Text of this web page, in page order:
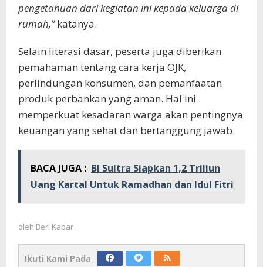
pengetahuan dari kegiatan ini kepada keluarga di
rumah,”katanya.
Selain literasi dasar, peserta juga diberikan
pemahaman tentang cara kerja OJK,
perlindungan konsumen, dan pemanfaatan
produk perbankan yang aman. Hal ini
memperkuat kesadaran warga akan pentingnya
keuangan yang sehat dan bertanggung jawab.
BACA JUGA : BI Sultra Siapkan 1,2 Triliun
Uang Kartal Untuk Ramadhan dan Idul Fitri
oleh Beri Kabar
Ikuti Kami Pada